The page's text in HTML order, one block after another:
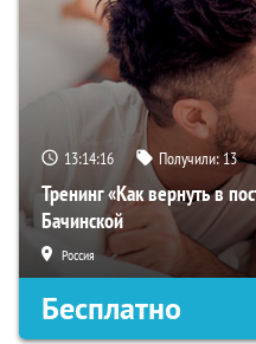
13:14:15 Получили:13
Тренинг «Как вернуть в
Бачинской
Россия
Бесплатно